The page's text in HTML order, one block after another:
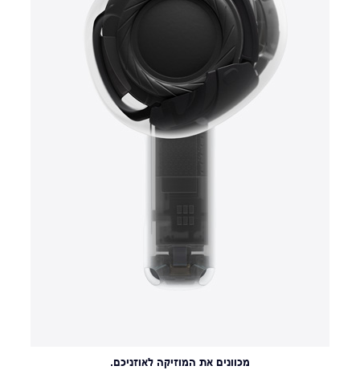
מכוונים את המוזיקה לאוזניכם.